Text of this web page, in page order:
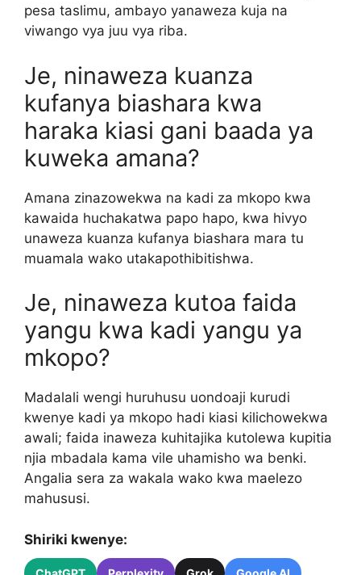
pesa taslimu, ambayo yanaweza kuja na
viwango vya juu vya riba.
Je, ninaweza kuanza
kufanya biashara kwa
haraka kiasi gani baada ya
kuweka amana?
Amana zinazowekwa na kadi za mkopo kwa
kawaida huchakatwa papo hapo, kwa hivyo
unaweza kuanza kufanya biashara mara tu
muamala wako utakapothibitishwa.
Je, ninaweza kutoa faida
yangu kwa kadi yangu ya
mkopo?
Madalali wengi huruhusu uondoaji kurudi
kwenye kadi ya mkopo hadi kiasi kilichowekwa
awali; faida inaweza kuhitajika kutolewa kupitia
njia mbadala kama vile uhamisho wa benki.
Angalia sera za wakala wako kwa maelezo
mahususi.
Shiriki kwenye: